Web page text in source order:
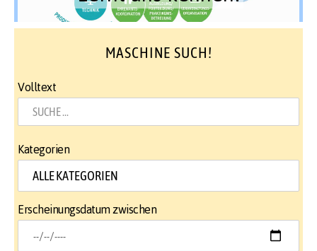
MASCHINE SUCH!
Volltext
Kategorien
Erscheinungsdatum zwischen